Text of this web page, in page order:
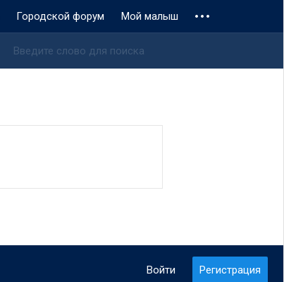
Городской форум Мой малыш
Войти Регистрация